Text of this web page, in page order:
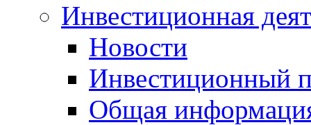
Инвестиционная
Новости
Инвестиционный
Общая